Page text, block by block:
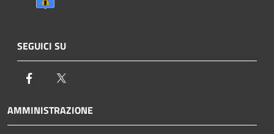
SEGUICI SU
Facebook
AMMINISTRAZIONE